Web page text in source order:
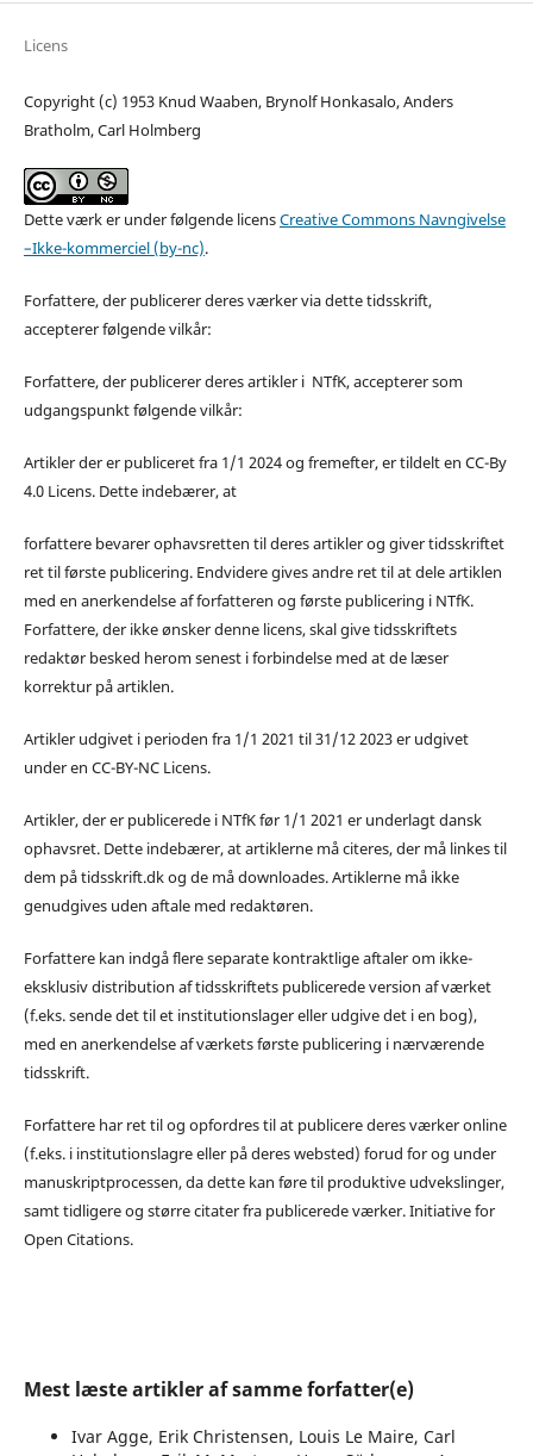
Licens
Copyright (c) 1953 Knud Waaben, Brynolf Honkasalo, Anders
Bratholm, Carl Holmberg
Dette værk er under følgende licensCreative Commons Navngivelse
–Ikke-kommerciel (by-nc).
Forfattere, der publicerer deres værker via dette tidsskrift,
accepterer følgende vilkår:
Forfattere, der publicerer deres artikler i NTfK, accepterer som
udgangspunkt følgende vilkår:
Artikler der er publiceret fra 1/1 2024 og fremefter, er tildelt en CC-By
4.0 Licens. Dette indebærer, at
forfattere bevarer ophavsretten til deres artikler og giver tidsskriftet
ret til første publicering. Endvidere gives andre ret til at dele artiklen
med en anerkendelse af forfatteren og første publicering i NTfK.
Forfattere, der ikke ønsker denne licens, skal give tidsskriftets
redaktør besked herom senest i forbindelse med at de læser
korrektur på artiklen.
Artikler udgivet i perioden fra 1/1 2021 til 31/12 2023 er udgivet
under en CC-BY-NC Licens.
Artikler, der er publicerede i NTfK før 1/1 2021 er underlagt dansk
ophavsret. Dette indebærer, at artiklerne må citeres, der må linkes til
dem på tidsskrift.dk og de må downloades. Artiklerne må ikke
genudgives uden aftale med redaktøren.
Forfattere kan indgå flere separate kontraktlige aftaler om ikke-
eksklusiv distribution af tidsskriftets publicerede version af værket
(f.eks. sende det til et institutionslager eller udgive det i en bog),
med en anerkendelse af værkets første publicering i nærværende
tidsskrift.
Forfattere har ret til og opfordres til at publicere deres værker online
(f.eks. i institutionslagre eller på deres websted) forud for og under
manuskriptprocessen, da dette kan føre til produktive udvekslinger,
samt tidligere og større citater fra publicerede værker. Initiative for
Open Citations.
Mest læste artikler af samme forfatter(e)
Ivar Agge, Erik Christensen, Louis Le Maire, Carl